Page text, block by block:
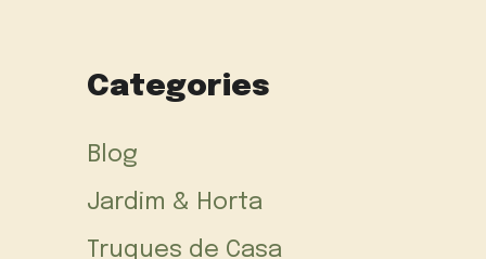
Categories
Blog
Jardim & Horta
Truques de Casa